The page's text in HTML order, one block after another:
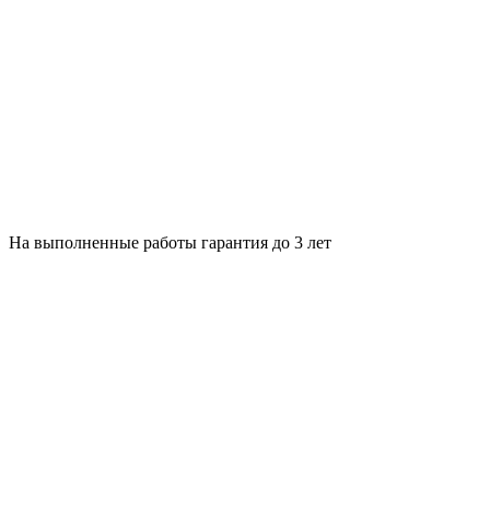
На выполненные работы гарантия до 3 лет